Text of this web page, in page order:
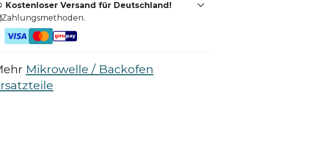
Kostenloser Versand für Deutschland!
Zahlungsmethoden.
Mikrowelle / Backofen